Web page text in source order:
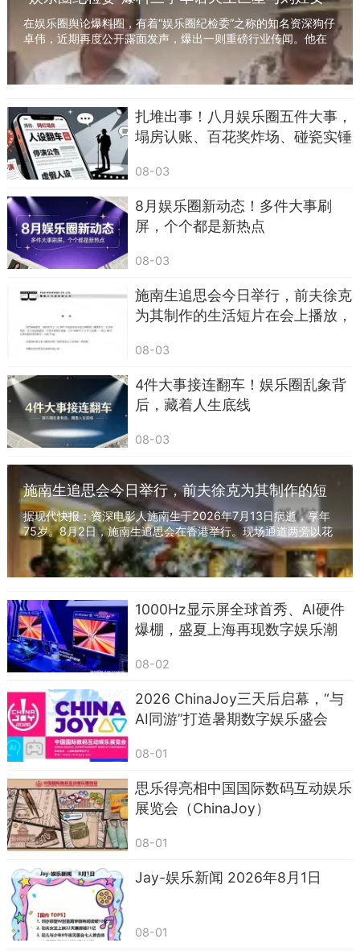
事还熟。郝宁戴着眼镜，文质彬彬的，屈伸也是，
一个个都转战直播间，这画风突变得让人措手不
及。
这辽宁经济台，到底是咋了？
步？还是说，这是电视行业转型的新尝试？
但不管咋样，这吃相确实有点难看，观众心里
也不是滋味。
毕竟，咱们打开电视，还是想看到点有深度的
内容，而不是满屏的推销和带货。
子共同进退一家西安公司且生下私生子，公司大
老板差点头顶大草原成“接盘侠”，周天王又躺枪
了！ ...
在娱乐圈舆论爆料圈，有着“娱乐圈纪检委”之称的知名资深狗仔
卓伟，近期再度公开露面发声，爆出一则重磅行业传闻。他在
和老友的访谈对话中，披露了一桩尘封多年...
扎堆出事！八月娱乐圈五件大事，
塌房认账、百花奖炸场、碰瓷实锤
08-03
8月娱乐圈新动态！多件大事刷
屏，个个都是新热点
08-03
施南生追思会今日举行，前夫徐克
为其制作的生活短片在会上播放，
08-03
4件大事接连翻车！娱乐圈乱象背
后，藏着人生底线
08-03
施南生追思会今日举行，前夫徐克为其制作的短
片在会上播放，生前多位娱乐圈好友出席
据现代快报：资深电影人施南生于2026年7月13日病逝，享年
75岁。8月2日，施南生追思会在香港举行。现场通道两旁以花
海为主，布置简洁优雅、庄严肃穆。相伴多年的...
1000Hz显示屏全球首秀、AI硬件
爆棚，盛夏上海再现数字娱乐潮
08-02
2026 ChinaJoy三天后启幕，“与
AI同游”打造暑期数字娱乐盛会
08-01
思乐得亮相中国国际数码互动娱乐
展览会（ChinaJoy）
08-01
Jay-娱乐新闻 2026年8月1日
08-01